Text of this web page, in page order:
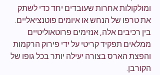
ומולקולות אחרות שעובדים יחד כדי לשתק
את טרפו של הנחש או איומים פוטנציאליים.
בין רכיבים אלה, אנזימים פרוטאוליטיים
ממלאים תפקיד קריטי על ידי פירוק הרקמות
והפצת הארס בצורה יעילה יותר בכל גופו של
הקורבן.